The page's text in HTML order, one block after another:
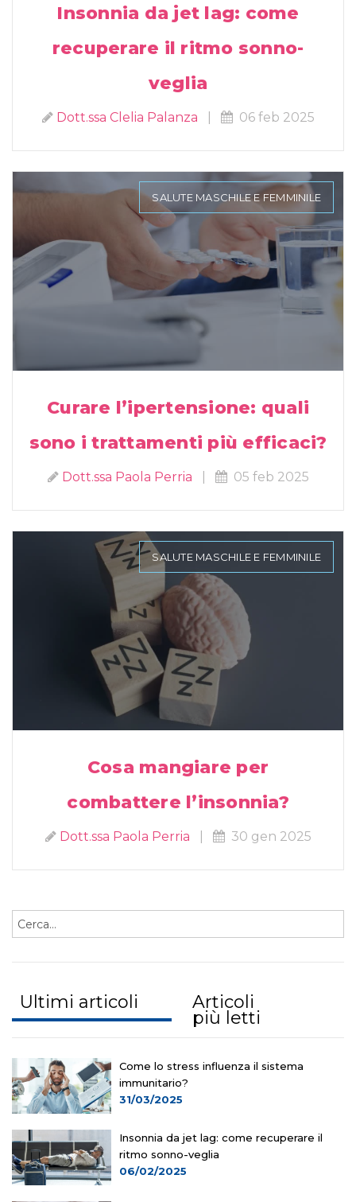
Insonnia da jet lag: come
recuperare il ritmo sonno-
veglia
Dott.ssa Clelia Palanza 06 feb 2025
SALUTE MASCHILE E FEMMINILE
Curare l’ipertensione: quali
sono i trattamenti più efficaci?
Dott.ssa Paola Perria 05 feb 2025
SALUTE MASCHILE E FEMMINILE
Cosa mangiare per
combattere l’insonnia?
Dott.ssa Paola Perria 30 gen 2025
Ultimi articoli Articoli
più letti
Come lo stress influenza il sistema
immunitario?
31/03/2025
Insonnia da jet lag: come recuperare il
ritmo sonno-veglia
06/02/2025